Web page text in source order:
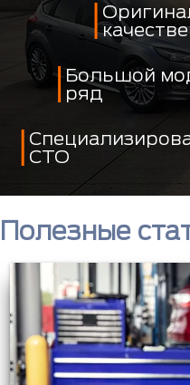
Большой
ряд
СТО
Полезные